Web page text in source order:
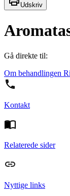
Udskriv
Gå direkte til:
Om behandlingen
Kontakt
Relaterede sider
Nyttige links